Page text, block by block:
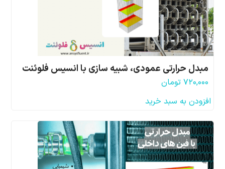
مبدل حرارتی عمودی، شبیه سازی با انسیس فلوئنت
۷۲۰,۰۰۰ تومان
افزودن به سبد خرید